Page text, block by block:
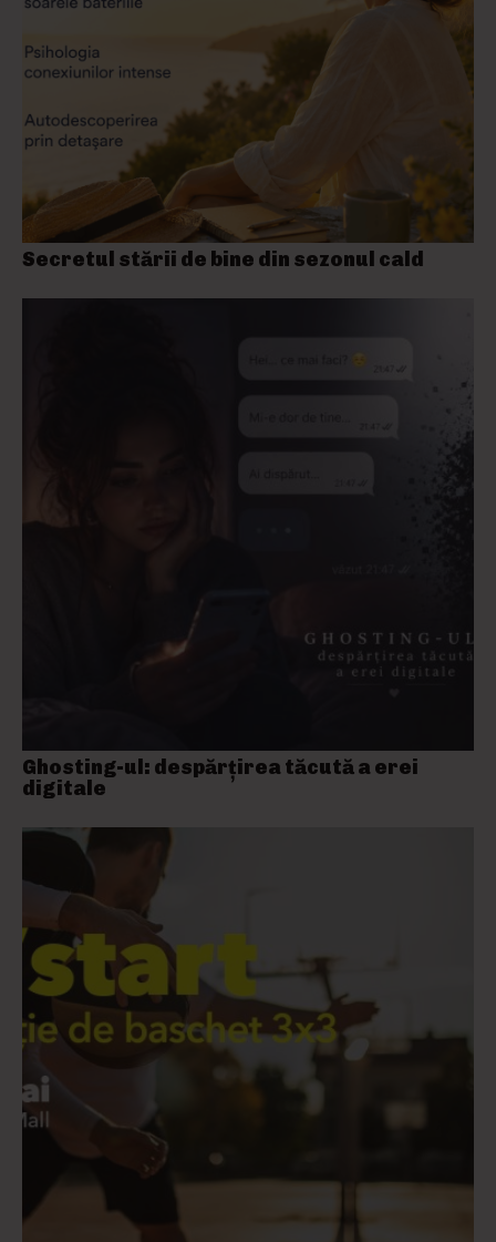
Secretul stării de bine din sezonul cald
Ghosting-ul: despărțirea tăcută a erei
digitale